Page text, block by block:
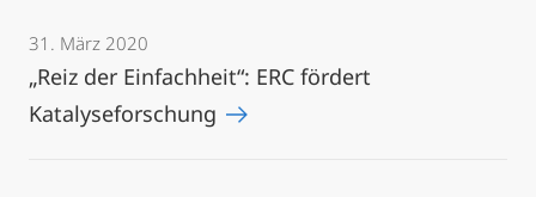
31. März 2020
„Reiz der Einfachheit“: ERC fördert
Katalyseforschung